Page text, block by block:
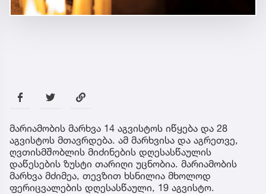
მარიამობის მარხვა 14 აგვისტოს იწყება და 28
აგვისტოს მთავრდება. ამ მარხვისა და აგრეთვე,
ღვთისმშობლის მიძინების დღესასწაულის
დაწესების ზუსტი თარიღი უცნობია. მარიამობის
მარხვა მძიმეა, თევზით ხსნილია მხოლოდ
ფერიცვალების დღესასწაული, 19 აგვისტო.